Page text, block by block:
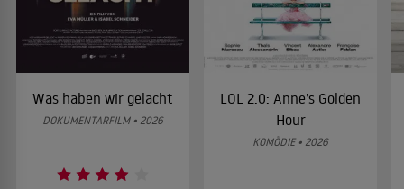
Was haben wir gelacht
DOKUMENTARFILM • 2026
LOL 2.0: Anne’s Golden
Hour
KOMÖDIE • 2026